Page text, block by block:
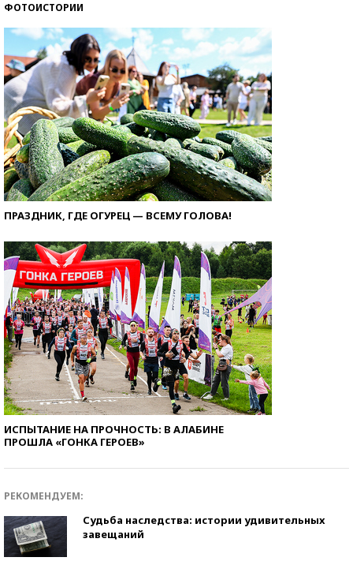
ФОТОИСТОРИИ
ПРАЗДНИК, ГДЕ ОГУРЕЦ — ВСЕМУ ГОЛОВА!
ИСПЫТАНИЕ НА ПРОЧНОСТЬ: В АЛАБИНЕ
ПРОШЛА «ГОНКА ГЕРОЕВ»
РЕКОМЕНДУЕМ:
Судьба наследства: истории удивительных
завещаний